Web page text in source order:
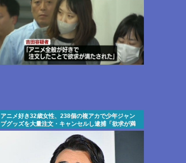
アニメ好き32歳女性、238個の複アカで少年ジャン
プグッズを大量注文・キャンセルし逮捕「欲求が満
たされた」